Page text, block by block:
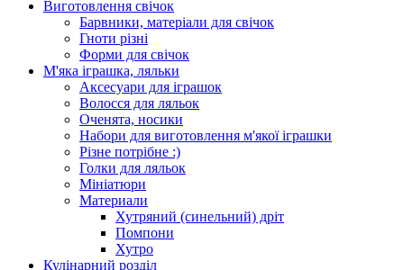
Виготовлення свічок
Барвники, матеріали для свічок
Гноти різні
Форми для свічок
М'яка іграшка, ляльки
Аксесуари для іграшок
Волосся для ляльок
Оченята, носики
Набори для виготовлення м'якої іграшки
Різне потрібне :)
Голки для ляльок
Мініатюри
Материали
Хутряний (синельний) дріт
Помпони
Хутро
Кулінарний розділ